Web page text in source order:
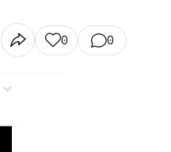
0 0